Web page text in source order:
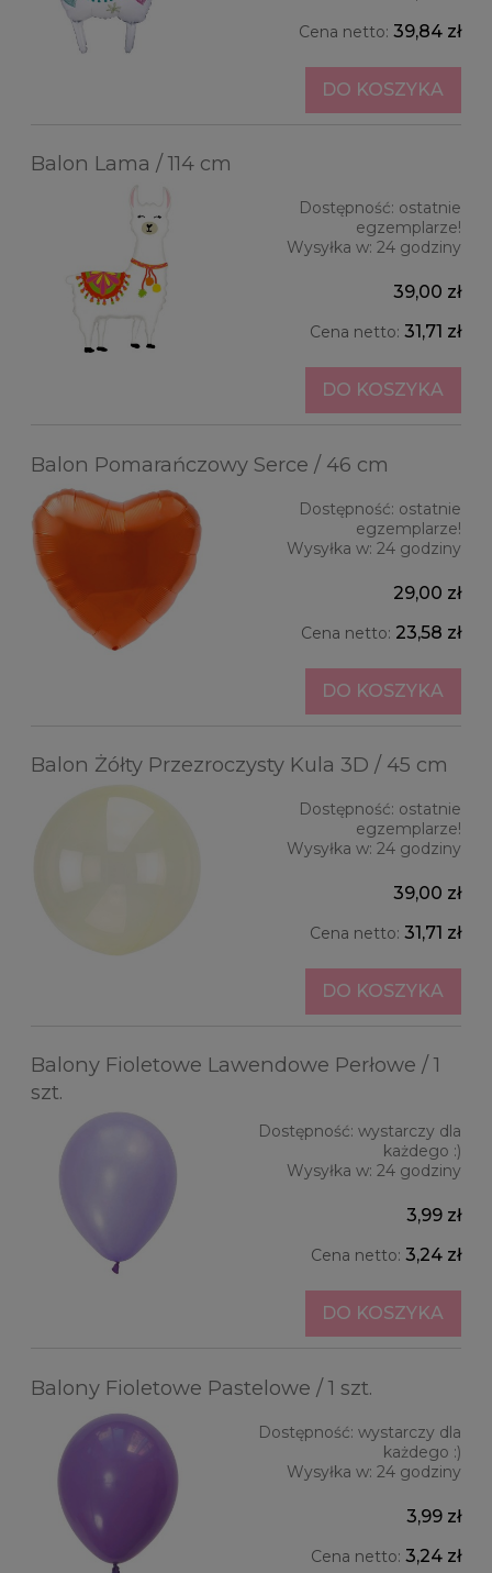
Cena netto: 39,84 zł
DO KOSZYKA
Balon Lama / 114 cm
Dostępność: ostatnie
egzemplarze!
Wysyłka w: 24 godziny
39,00 zł
Cena netto: 31,71 zł
DO KOSZYKA
Balon Pomarańczowy Serce / 46 cm
Dostępność: ostatnie
egzemplarze!
Wysyłka w: 24 godziny
29,00 zł
Cena netto: 23,58 zł
DO KOSZYKA
Balon Żółty Przezroczysty Kula 3D / 45 cm
Dostępność: ostatnie
egzemplarze!
Wysyłka w: 24 godziny
39,00 zł
Cena netto: 31,71 zł
DO KOSZYKA
Balony Fioletowe Lawendowe Perłowe / 1
szt.
Dostępność: wystarczy dla
każdego :)
Wysyłka w: 24 godziny
3,99 zł
Cena netto: 3,24 zł
DO KOSZYKA
Balony Fioletowe Pastelowe / 1 szt.
Dostępność: wystarczy dla
każdego :)
Wysyłka w: 24 godziny
3,99 zł
Cena netto: 3,24 zł